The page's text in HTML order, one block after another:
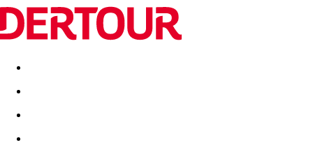
Destinatii Vacanta perfecta OFERTE DE NERATAT